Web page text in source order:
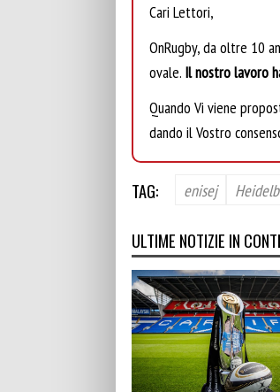
Cari Lettori,
OnRugby, da oltre 10
ovale. Il nostro lavoro
Quando Vi viene
dando il Vostro
TAG: enisej
ULTIME NOTIZIE IN